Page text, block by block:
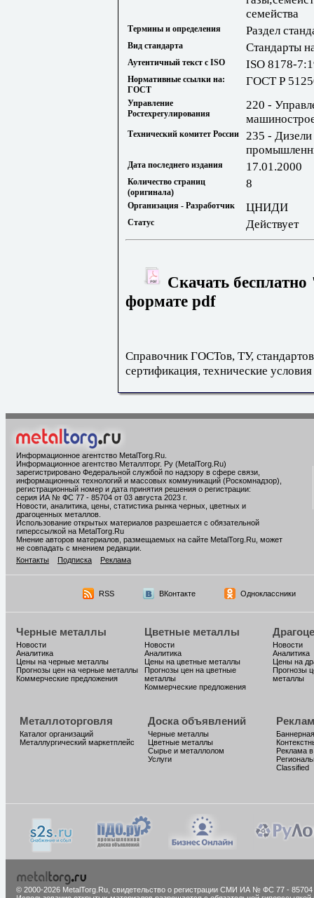
семейства
Термины и определения Раздел
Вид стандарта Стандарты
Аутентичный текст с ISO ISO 8178-
Нормативные ссылки на:
ГОСТ
ГОСТ Р
Управление
Ростехрегулирования
220 -
Технический комитет России
235 - Дизели
Дата последнего издания 17.01.2000
Количество страниц
(оригинала)
8
Организация - Разработчик ЦНИДИ
Статус Действует
Скачать
формате pdf
Справочник ГОСТов, ТУ,
сертификация, технические условия
Информационное агентство MetalTorg.Ru
Информационное агентство Металлторг. Ру (MetalTorg.Ru)
зарегистрировано Федеральной службой по надзору в сфере связи,
информационных технологий и массовых коммуникаций (Роскомнадзор),
регистрационный номер и дата принятия решения о регистрации:
серия ИА № ФС 77 - 85704 от 03 августа 2023 г.
Новости, аналитика, цены, статистика рынка черных, цветных и
драгоценных металлов.
Использование открытых материалов разрешается с обязательной
гиперссылкой на MetalTorg.Ru
Мнение авторов материалов, размещаемых на сайте MetalTorg.Ru, может
не совпадать с мнением редакции.
Контакты
Подписка Реклама
RSS ВКонтакте Одноклассники
Черные металлы
Новости
Аналитика
Цены на черные металлы
Прогнозы цен на черные металлы
Коммерческие предложения
Цветные металлы
Новости
Аналитика
Цены на цветные металлы
Прогнозы цен на цветные
металлы
Коммерческие предложения
Новости
Аналитика
Цены на
Прогнозы
металлы
Металлоторговля
Каталог организаций
Металлургический маркетплейс
Доска объявлений
Черные металлы
Цветные металлы
Сырье и металлолом
Услуги
Реклама
Classified
© 2000-2026 MetalTorg.Ru, cвидетельство о регистрации СМИ ИА № ФС 77 - 85704